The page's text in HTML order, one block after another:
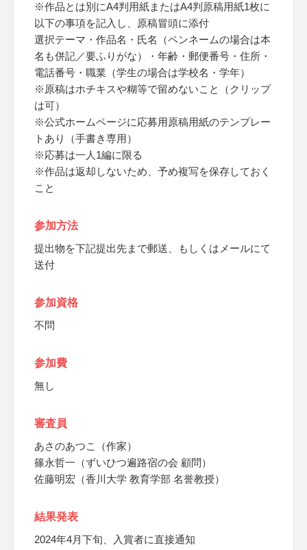
※作品とは別にA4判用紙またはA4判原稿用紙1枚に
以下の事項を記入し、原稿冒頭に添付
選択テーマ・作品名・氏名（ペンネームの場合は本
名も併記／要ふりがな）・年齢・郵便番号・住所・
電話番号・職業（学生の場合は学校名・学年）
※原稿はホチキスや糊等で留めないこと（クリップ
は可）
※公式ホームページに応募用原稿用紙のテンプレー
トあり（手書き専用）
※応募は一人1編に限る
※作品は返却しないため、予め複写を保存しておく
こと
参加方法
提出物を下記提出先まで郵送、もしくはメールにて
送付
参加資格
不問
参加費
無し
審査員
あさのあつこ（作家）
篠永哲一（ずいひつ遍路宿の会 顧問）
佐藤明宏（香川大学 教育学部 名誉教授）
結果発表
2024年4月下旬、入賞者に直接通知